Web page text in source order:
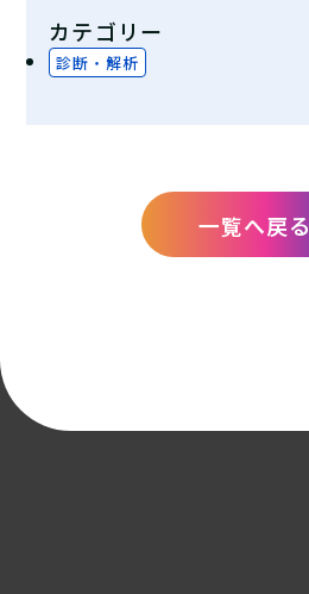
カテゴリー
診断・解析
一覧へ戻る